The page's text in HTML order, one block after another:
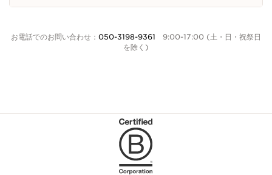
お電話でのお問い合わせ： 050-3198-9361 9:00-17:00 (土・日・祝祭日
を除く)